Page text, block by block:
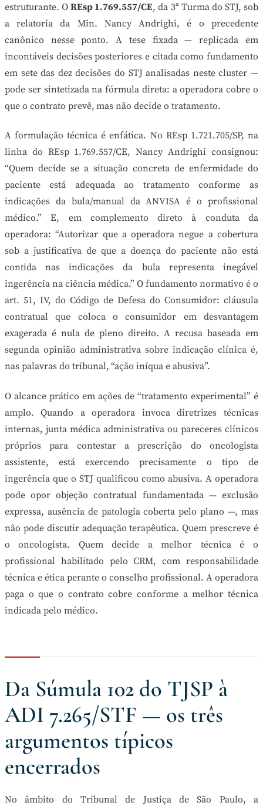
estruturante. OREsp 1.769.557/CE, da 3ª Turma do STJ, sob
a relatoria da Min. Nancy Andrighi, é o precedente
canônico nesse ponto. A tese fixada — replicada em
incontáveis decisões posteriores e citada como fundamento
em sete das dez decisões do STJ analisadas neste cluster —
pode ser sintetizada na fórmula direta: a operadora cobre o
que o contrato prevê, mas não decide o tratamento.
A formulação técnica é enfática. No REsp 1.721.705/SP, na
linha do REsp 1.769.557/CE, Nancy Andrighi consignou:
“Quem decide se a situação concreta de enfermidade do
paciente está adequada ao tratamento conforme as
indicações da bula/manual da ANVISA é o profissional
médico.” E, em complemento direto à conduta da
operadora: “Autorizar que a operadora negue a cobertura
sob a justificativa de que a doença do paciente não está
contida nas indicações da bula representa inegável
ingerência na ciência médica.” O fundamento normativo é o
art. 51, IV, do Código de Defesa do Consumidor: cláusula
contratual que coloca o consumidor em desvantagem
exagerada é nula de pleno direito. A recusa baseada em
segunda opinião administrativa sobre indicação clínica é,
nas palavras do tribunal, “ação iníqua e abusiva”.
O alcance prático em ações de “tratamento experimental” é
amplo. Quando a operadora invoca diretrizes técnicas
internas, junta médica administrativa ou pareceres clínicos
próprios para contestar a prescrição do oncologista
assistente, está exercendo precisamente o tipo de
ingerência que o STJ qualificou como abusiva. A operadora
pode opor objeção contratual fundamentada — exclusão
expressa, ausência de patologia coberta pelo plano —, mas
não pode discutir adequação terapêutica. Quem prescreve é
o oncologista. Quem decide a melhor técnica é o
profissional habilitado pelo CRM, com responsabilidade
técnica e ética perante o conselho profissional. A operadora
paga o que o contrato cobre conforme a melhor técnica
indicada pelo médico.
Da Súmula 102 do TJSP à
ADI 7.265/STF — os três
argumentos típicos
encerrados
No âmbito do Tribunal de Justiça de São Paulo, a